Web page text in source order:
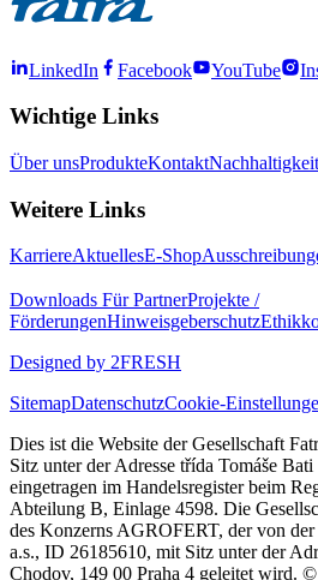
LinkedIn Facebook YouTube
Wichtige Links
Über unsProdukteKontaktNachhaltigkeit
Weitere Links
KarriereAktuellesE-Shop
Downloads Für PartnerProjekte /
FörderungenHinweisgeberschutz
Designed by 2FRESH
SitemapDatenschutzCookie-
Dies ist die Website der Gesellschaft
Sitz unter der Adresse třída Tomáše
eingetragen im Handelsregister beim
Abteilung B, Einlage 4598. Die
des Konzerns AGROFERT, der von
a.s., ID 26185610, mit Sitz unter der
Chodov, 149 00 Praha 4 geleitet wird.